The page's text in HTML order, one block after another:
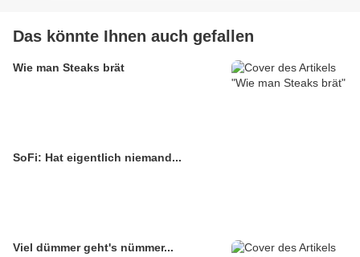
Das könnte Ihnen auch gefallen
Wie man Steaks brät
SoFi: Hat eigentlich niemand...
Viel dümmer geht's nümmer...